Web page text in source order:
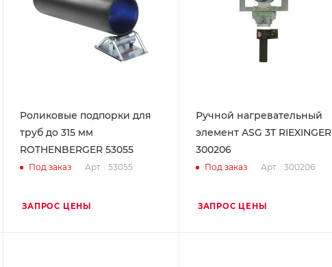
Роликовые подпорки для
труб до 315 мм
ROTHENBERGER 53055
Под заказ Арт. : 53055
ЗАПРОС ЦЕНЫ
Ручной нагревательный
элемент ASG 3T RIEXINGER
300206
Под заказ Арт. : 300206
ЗАПРОС ЦЕНЫ